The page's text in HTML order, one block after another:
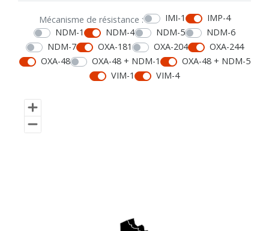
Mécanisme de résistance : IMI-1
IMP-4
NDM-1
NDM-4 NDM-5
NDM-6
NDM-7
OXA-181 OXA-204
OXA-244
OXA-48
OXA-48 + NDM-1
OXA-48 + NDM-5
VIM-1
VIM-4